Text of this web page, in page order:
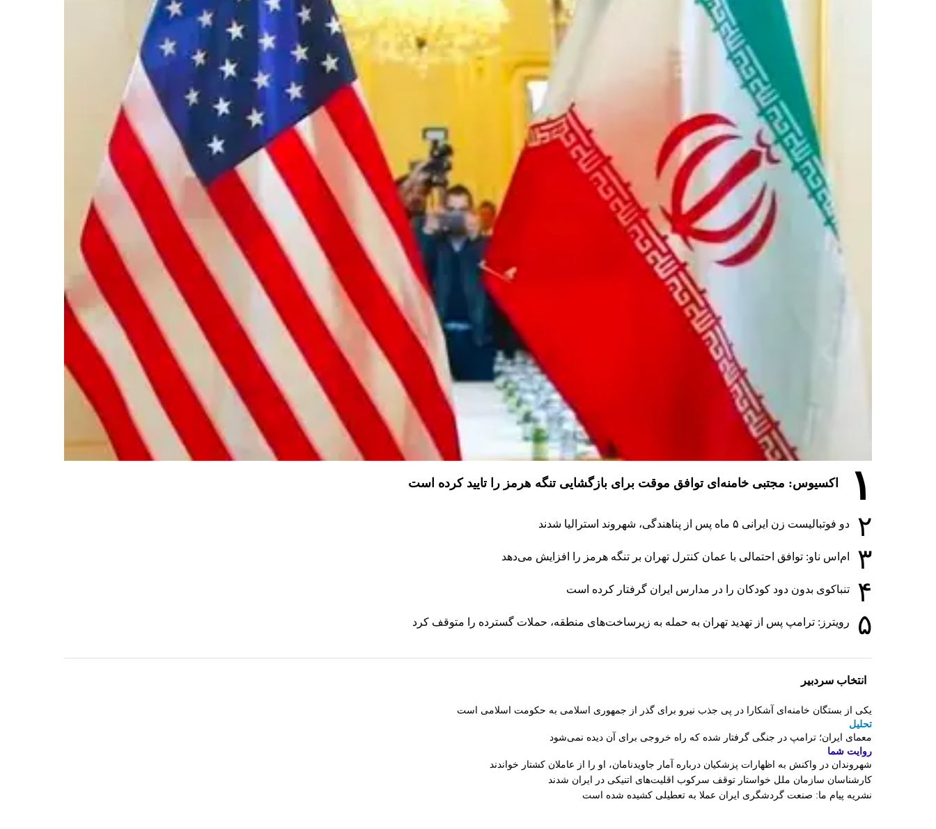
۱ اکسیوس: مجتبی خامنه‌ای توافق موقت برای بازگشایی تنگه هرمز را تایید کرده است
۲ دو فوتبالیست زن ایرانی ۵ ماه پس از پناهندگی، شهروند استرالیا شدند
۳ ام‌اس ناو: توافق احتمالی با عمان کنترل تهران بر تنگه هرمز را افزایش می‌دهد
۴ تنباکوی بدون دود کودکان را در مدارس ایران گرفتار کرده است
۵ رویترز: ترامپ پس از تهدید تهران به حمله به زیرساخت‌های منطقه، حملات گسترده را متوقف کرد
انتخاب سردبیر
یکی از بستگان خامنه‌ای آشکارا در پی جذب نیرو برای گذر از جمهوری اسلامی به حکومت اسلامی است
تحلیل
معمای ایران؛ ترامپ در جنگی گرفتار شده که راه خروجی برای آن دیده نمی‌شود
روایت شما
شهروندان در واکنش به اظهارات پزشکیان درباره آمار جاویدنامان، او را از عاملان کشتار خواندند
کارشناسان سازمان ملل خواستار توقف سرکوب اقلیت‌های اتنیکی در ایران شدند
نشریه پیام ما: صنعت گردشگری ایران عملا به تعطیلی کشیده شده است